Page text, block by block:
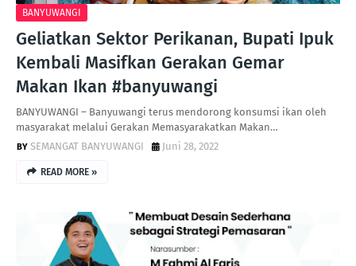
BANYUWANGI
Geliatkan Sektor Perikanan, Bupati Ipuk
Kembali Masifkan Gerakan Gemar
Makan Ikan #banyuwangi
BANYUWANGI – Banyuwangi terus mendorong konsumsi ikan oleh
masyarakat melalui Gerakan Memasyarakatkan Makan…
SEMANGAT BANYUWANGI
Juni 28, 2022
READ MORE »